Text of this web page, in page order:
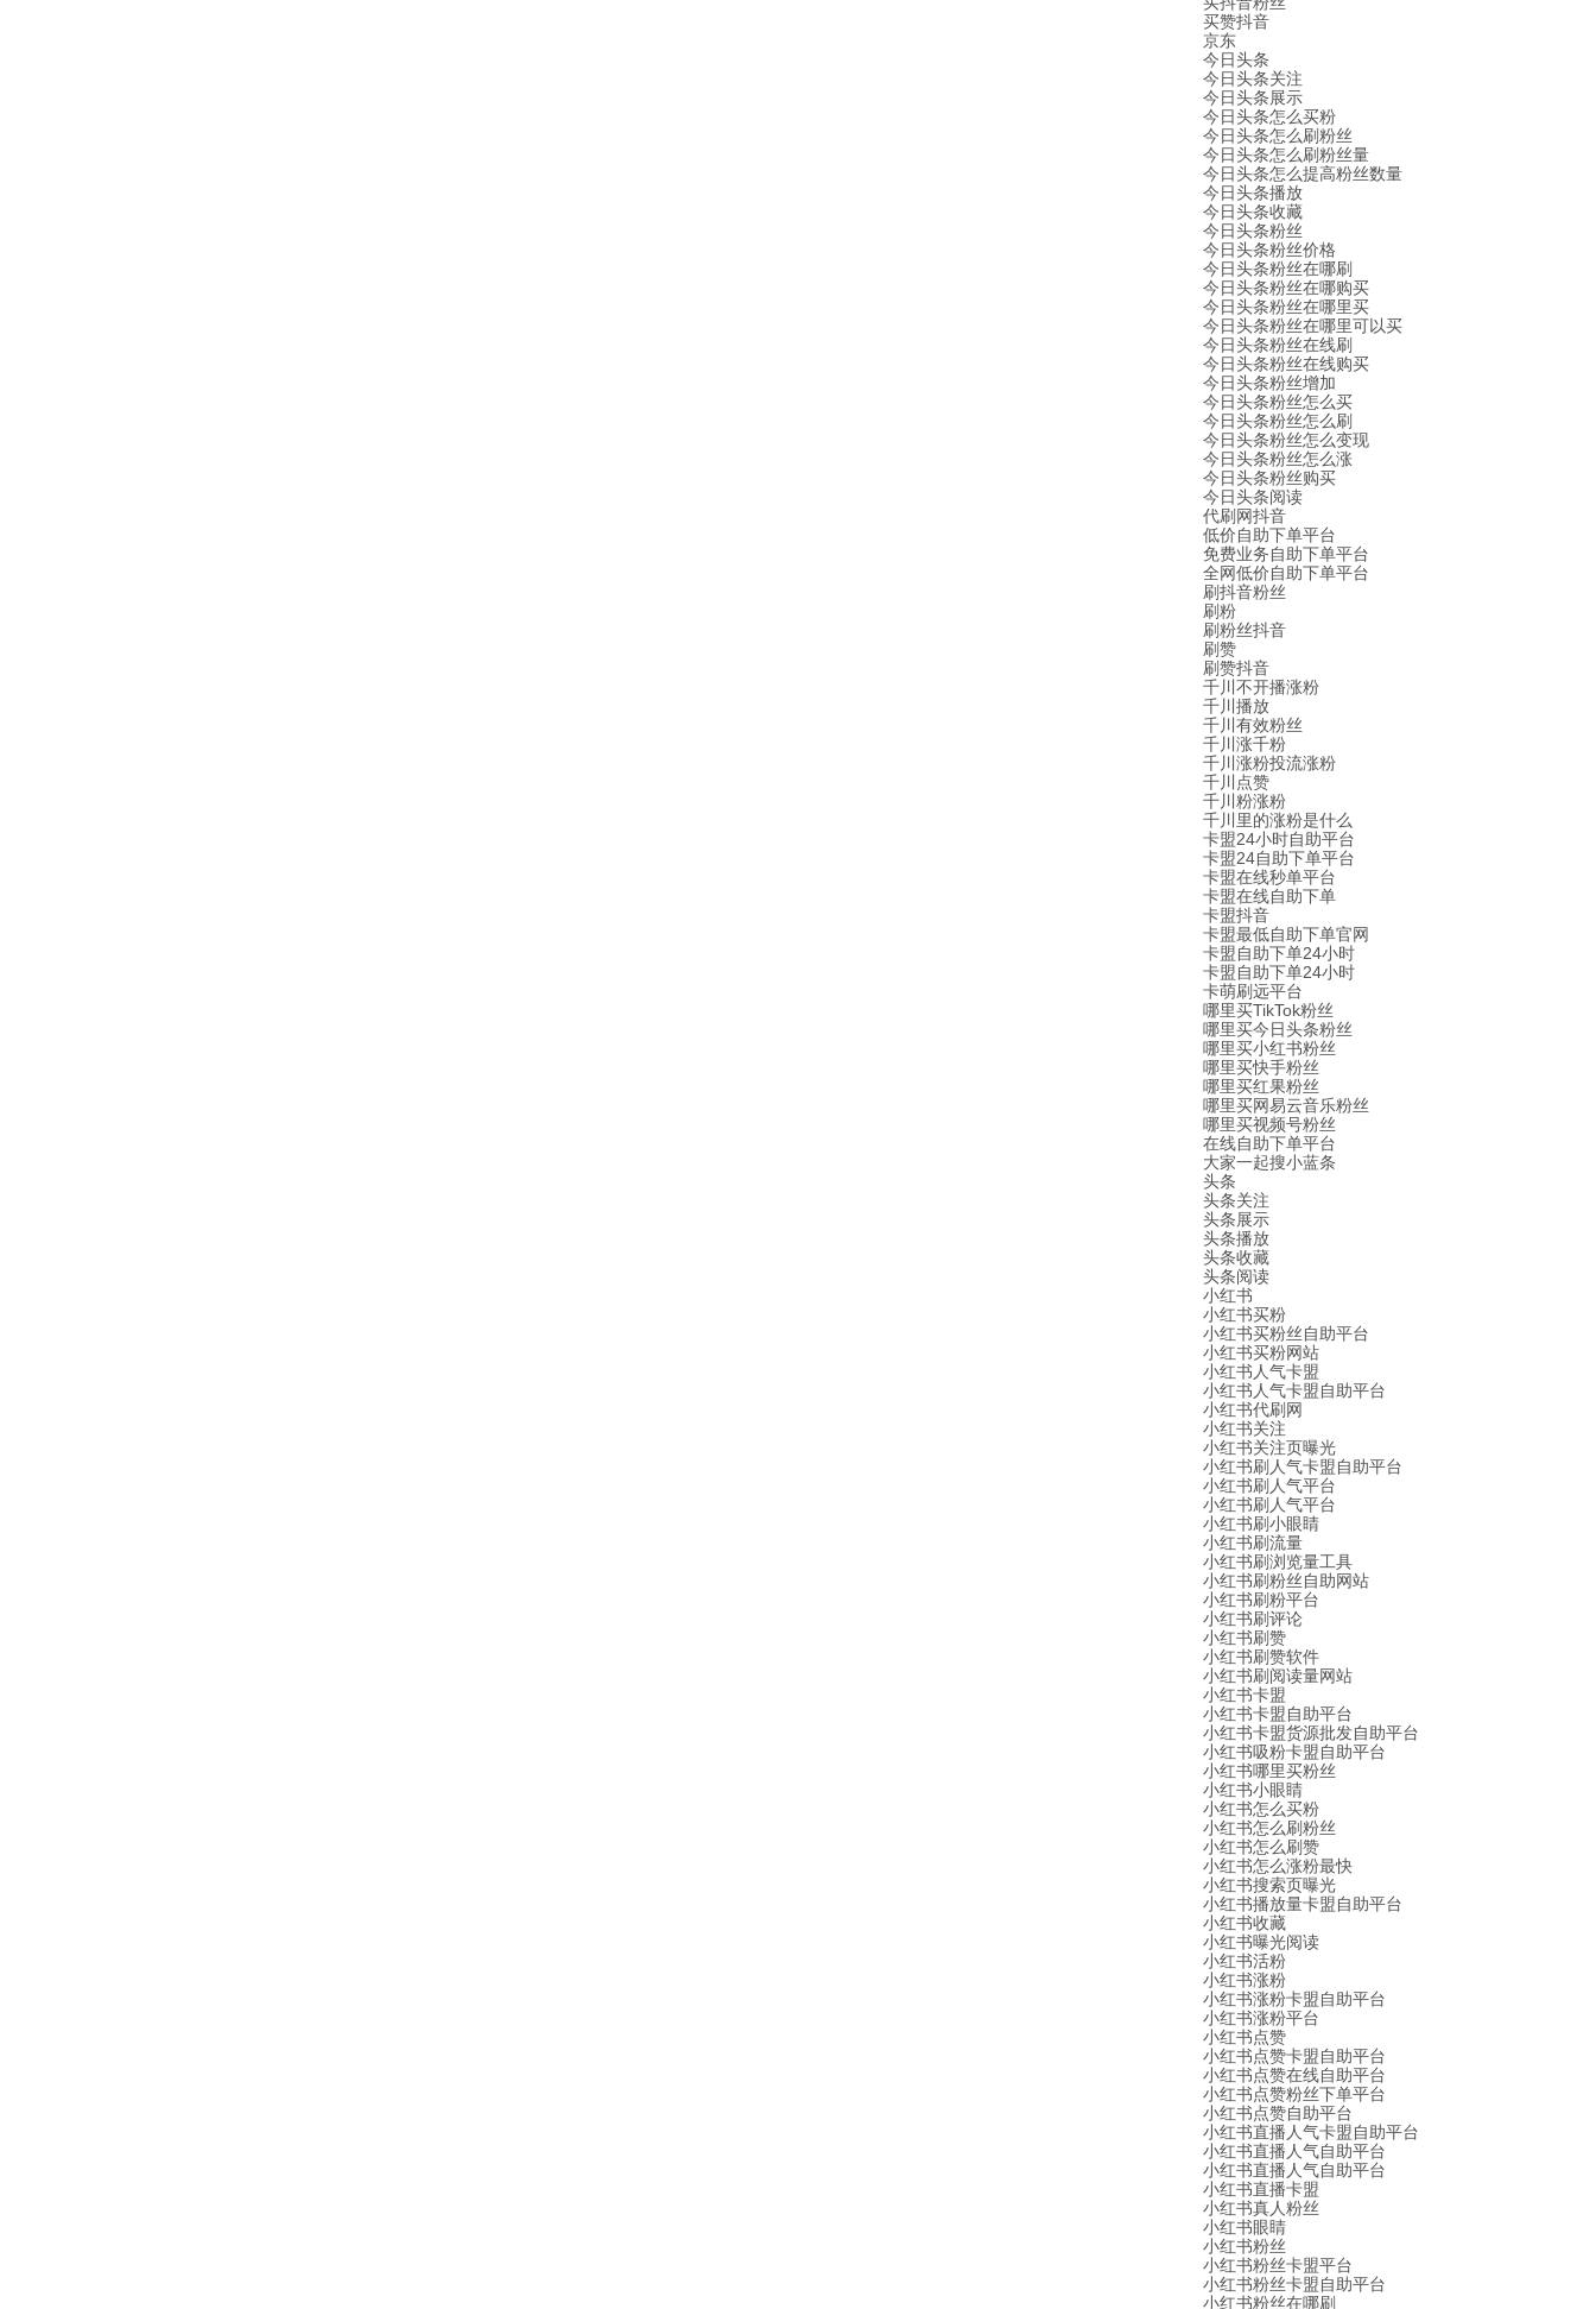
买赞抖音
京东
今日头条
今日头条关注
今日头条展示
今日头条怎么买粉
今日头条怎么刷粉丝
今日头条怎么刷粉丝量
今日头条怎么提高粉丝数量
今日头条播放
今日头条收藏
今日头条粉丝
今日头条粉丝价格
今日头条粉丝在哪刷
今日头条粉丝在哪购买
今日头条粉丝在哪里买
今日头条粉丝在哪里可以买
今日头条粉丝在线刷
今日头条粉丝在线购买
今日头条粉丝增加
今日头条粉丝怎么买
今日头条粉丝怎么刷
今日头条粉丝怎么变现
今日头条粉丝怎么涨
今日头条粉丝购买
今日头条阅读
代刷网抖音
低价自助下单平台
免费业务自助下单平台
全网低价自助下单平台
刷抖音粉丝
刷粉
刷粉丝抖音
刷赞
刷赞抖音
千川不开播涨粉
千川播放
千川有效粉丝
千川涨千粉
千川涨粉投流涨粉
千川点赞
千川粉涨粉
千川里的涨粉是什么
卡盟24小时自助平台
卡盟24自助下单平台
卡盟在线秒单平台
卡盟在线自助下单
卡盟抖音
卡盟最低自助下单官网
卡盟自助下单24小时
卡盟自助下单24小时
卡萌刷远平台
哪里买TikTok粉丝
哪里买今日头条粉丝
哪里买小红书粉丝
哪里买快手粉丝
哪里买红果粉丝
哪里买网易云音乐粉丝
哪里买视频号粉丝
在线自助下单平台
大家一起搜小蓝条
头条
头条关注
头条展示
头条播放
头条收藏
头条阅读
小红书
小红书买粉
小红书买粉丝自助平台
小红书买粉网站
小红书人气卡盟
小红书人气卡盟自助平台
小红书代刷网
小红书关注
小红书关注页曝光
小红书刷人气卡盟自助平台
小红书刷人气平台
小红书刷人气平台
小红书刷小眼睛
小红书刷流量
小红书刷浏览量工具
小红书刷粉丝自助网站
小红书刷粉平台
小红书刷评论
小红书刷赞
小红书刷赞软件
小红书刷阅读量网站
小红书卡盟
小红书卡盟自助平台
小红书卡盟货源批发自助平台
小红书吸粉卡盟自助平台
小红书哪里买粉丝
小红书小眼睛
小红书怎么买粉
小红书怎么刷粉丝
小红书怎么刷赞
小红书怎么涨粉最快
小红书搜索页曝光
小红书播放量卡盟自助平台
小红书收藏
小红书曝光阅读
小红书活粉
小红书涨粉
小红书涨粉卡盟自助平台
小红书涨粉平台
小红书点赞
小红书点赞卡盟自助平台
小红书点赞在线自助平台
小红书点赞粉丝下单平台
小红书点赞自助平台
小红书直播人气卡盟自助平台
小红书直播人气自助平台
小红书直播人气自助平台
小红书直播卡盟
小红书真人粉丝
小红书眼睛
小红书粉丝
小红书粉丝卡盟平台
小红书粉丝卡盟自助平台
小红书粉丝在哪刷